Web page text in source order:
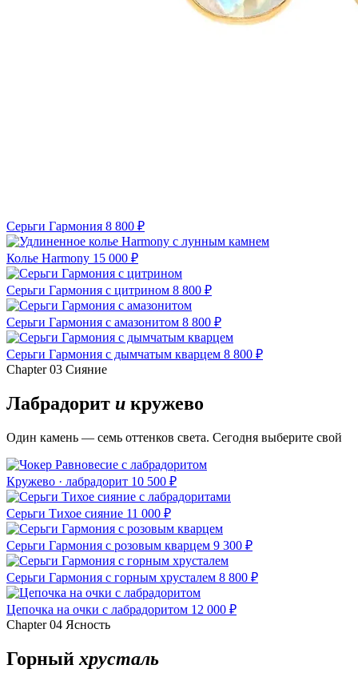
Серьги Гармония 8 800 ₽
Колье Harmony 15 000 ₽
Серьги Гармония с цитрином 8 800 ₽
Серьги Гармония с амазонитом 8 800 ₽
Серьги Гармония с дымчатым кварцем 8 800 ₽
Chapter 03 Сияние
Лабрадорит и кружево
Один камень — семь оттенков света. Сегодня выберите свой
Кружево · лабрадорит 10 500 ₽
Серьги Тихое сияние 11 000 ₽
Серьги Гармония с розовым кварцем 9 300 ₽
Серьги Гармония с горным хрусталем 8 800 ₽
Цепочка на очки с лабрадоритом 12 000 ₽
Chapter 04 Ясность
Горный хрусталь